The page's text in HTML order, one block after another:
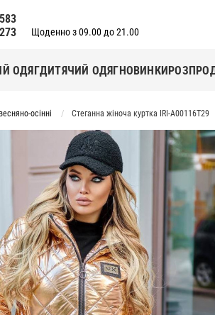
Щоденно з 09.00 до 21.00
ОДЯГДИТЯЧИЙ ОДЯГНОВИНКИ
осінні Стеганна жіноча куртка IRI-A00116T29